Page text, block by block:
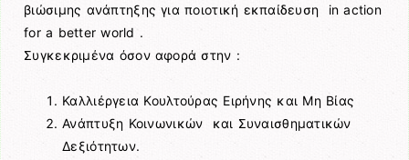
βιώσιμης ανάπτηξης για ποιοτική εκπαίδευση in action
for a better world .
Συγκεκριμένα όσον αφορά στην :
Καλλιέργεια Κουλτούρας Ειρήνης και Μη Βίας
Ανάπτυξη Κοινωνικών και Συναισθηματικών
Δεξιότητων.